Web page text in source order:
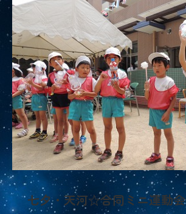
七夕・天河☆合同ミニ運動会